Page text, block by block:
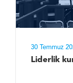
30 Temmuz
Liderlik